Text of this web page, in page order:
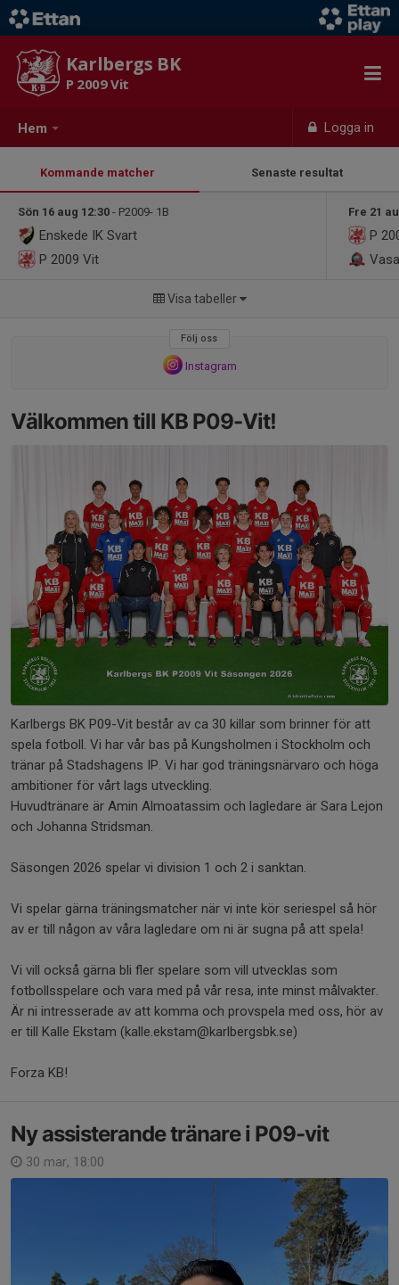
Hem Logga in
Karlbergs BK
P 2009 Vit
Kommande matcher Senaste resultat
Sön 16 aug 12:30 - P2009- 1B
Enskede IK Svart
P 2009 Vit
Fre 21
P
Visa tabeller
Följ oss
Instagram
Välkommen till KB P09-Vit!
Karlbergs BK P09-Vit består av ca 30 killar som brinner för att
spela fotboll. Vi har vår bas på Kungsholmen i Stockholm och
tränar på Stadshagens IP. Vi har god träningsnärvaro och höga
ambitioner för vårt lags utveckling.
Huvudtränare är Amin Almoatassim och lagledare är Sara Lejon
och Johanna Stridsman.
Säsongen 2026 spelar vi division 1 och 2 i sanktan.
Vi spelar gärna träningsmatcher när vi inte kör seriespel så hör
av er till någon av våra lagledare om ni är sugna på att spela!
Vi vill också gärna bli fler spelare som vill utvecklas som
fotbollsspelare och vara med på vår resa, inte minst målvakter.
Är ni intresserade av att komma och provspela med oss, hör av
er till Kalle Ekstam (kalle.ekstam@karlbergsbk.se)
Forza KB!
Ny assisterande tränare i P09-vit
30 mar, 18:00